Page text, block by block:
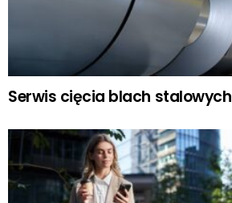
Serwis cięcia blach stalowych